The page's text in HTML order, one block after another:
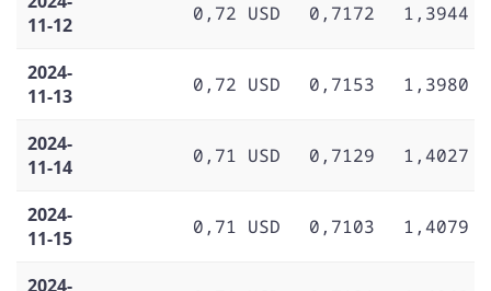
11-12
0,72 USD 0,7172 1,3944
2024-
11-13
0,72 USD 0,7153 1,3980
2024-
11-14
0,71 USD 0,7129 1,4027
2024-
11-15
0,71 USD 0,7103 1,4079
2024-